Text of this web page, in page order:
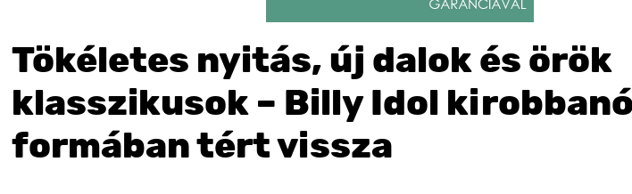
Tökéletes nyitás, új dalok és örök
klasszikusok – Billy Idol kirobbanó
formában tért vissza